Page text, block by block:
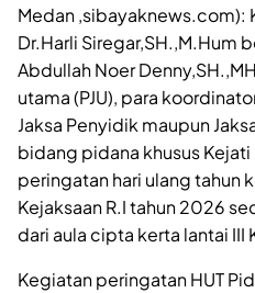
Medan ,sibayaknews.com):
Dr.Harli Siregar,SH.,M.Hum
Abdullah Noer
utama (PJU), para
Jaksa Penyidik maupun
bidang pidana khusus
peringatan hari ulang tahun
Kejaksaan R.I tahun 2026
dari aula cipta kerta lantai III
Kegiatan peringatan HUT